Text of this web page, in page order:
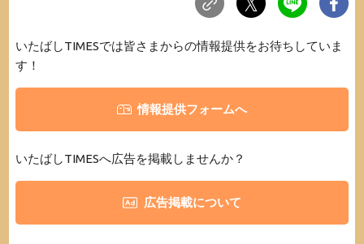
いたばしTIMESでは皆さまからの情報提供をお待ちしていま
す！
情報提供フォームへ
いたばしTIMESへ広告を掲載しませんか？
広告掲載について